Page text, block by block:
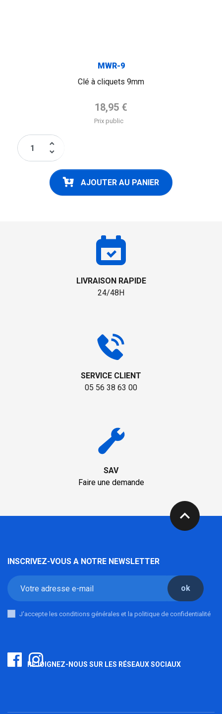
MWR-9
Clé à cliquets 9mm
Prix de base
18,95 €
Prix public
keyboard_arrow_up
keyboard_arrow_down
AJOUTER AU PANIER
LIVRAISON RAPIDE
24/48H
SERVICE CLIENT
05 56 38 63 00
SAV
Faire une demande
expand_less
INSCRIVEZ-VOUS A NOTRE NEWSLETTER
ok
J'accepte les conditions générales et la politique de confidentialité
REJOIGNEZ-NOUS SUR LES RÉSEAUX SOCIAUX